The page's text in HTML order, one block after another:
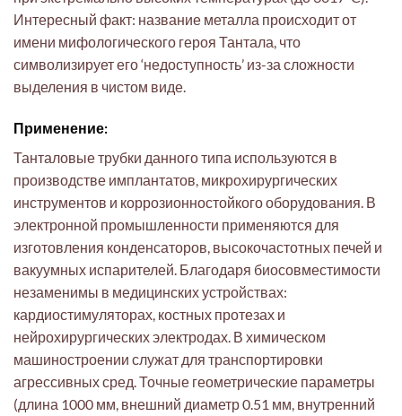
Интересный факт: название металла происходит от
имени мифологического героя Тантала, что
символизирует его ‘недоступность’ из-за сложности
выделения в чистом виде.
Применение:
Танталовые трубки данного типа используются в
производстве имплантатов, микрохирургических
инструментов и коррозионностойкого оборудования. В
электронной промышленности применяются для
изготовления конденсаторов, высокочастотных печей и
вакуумных испарителей. Благодаря биосовместимости
незаменимы в медицинских устройствах:
кардиостимуляторах, костных протезах и
нейрохирургических электродах. В химическом
машиностроении служат для транспортировки
агрессивных сред. Точные геометрические параметры
(длина 1000 мм, внешний диаметр 0.51 мм, внутренний